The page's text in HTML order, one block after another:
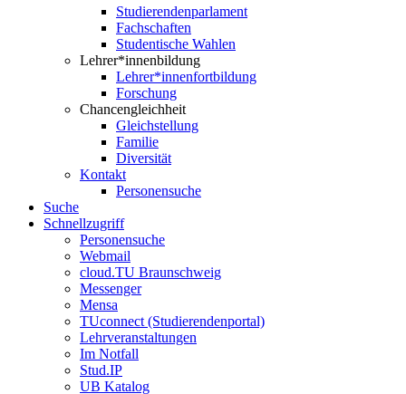
Studierendenparlament
Fachschaften
Studentische Wahlen
Lehrer*innenbildung
Lehrer*innenfortbildung
Forschung
Chancengleichheit
Gleichstellung
Familie
Diversität
Kontakt
Personensuche
Suche
Schnellzugriff
Personensuche
Webmail
cloud.TU Braunschweig
Messenger
Mensa
TUconnect (Studierendenportal)
Lehrveranstaltungen
Im Notfall
Stud.IP
UB Katalog